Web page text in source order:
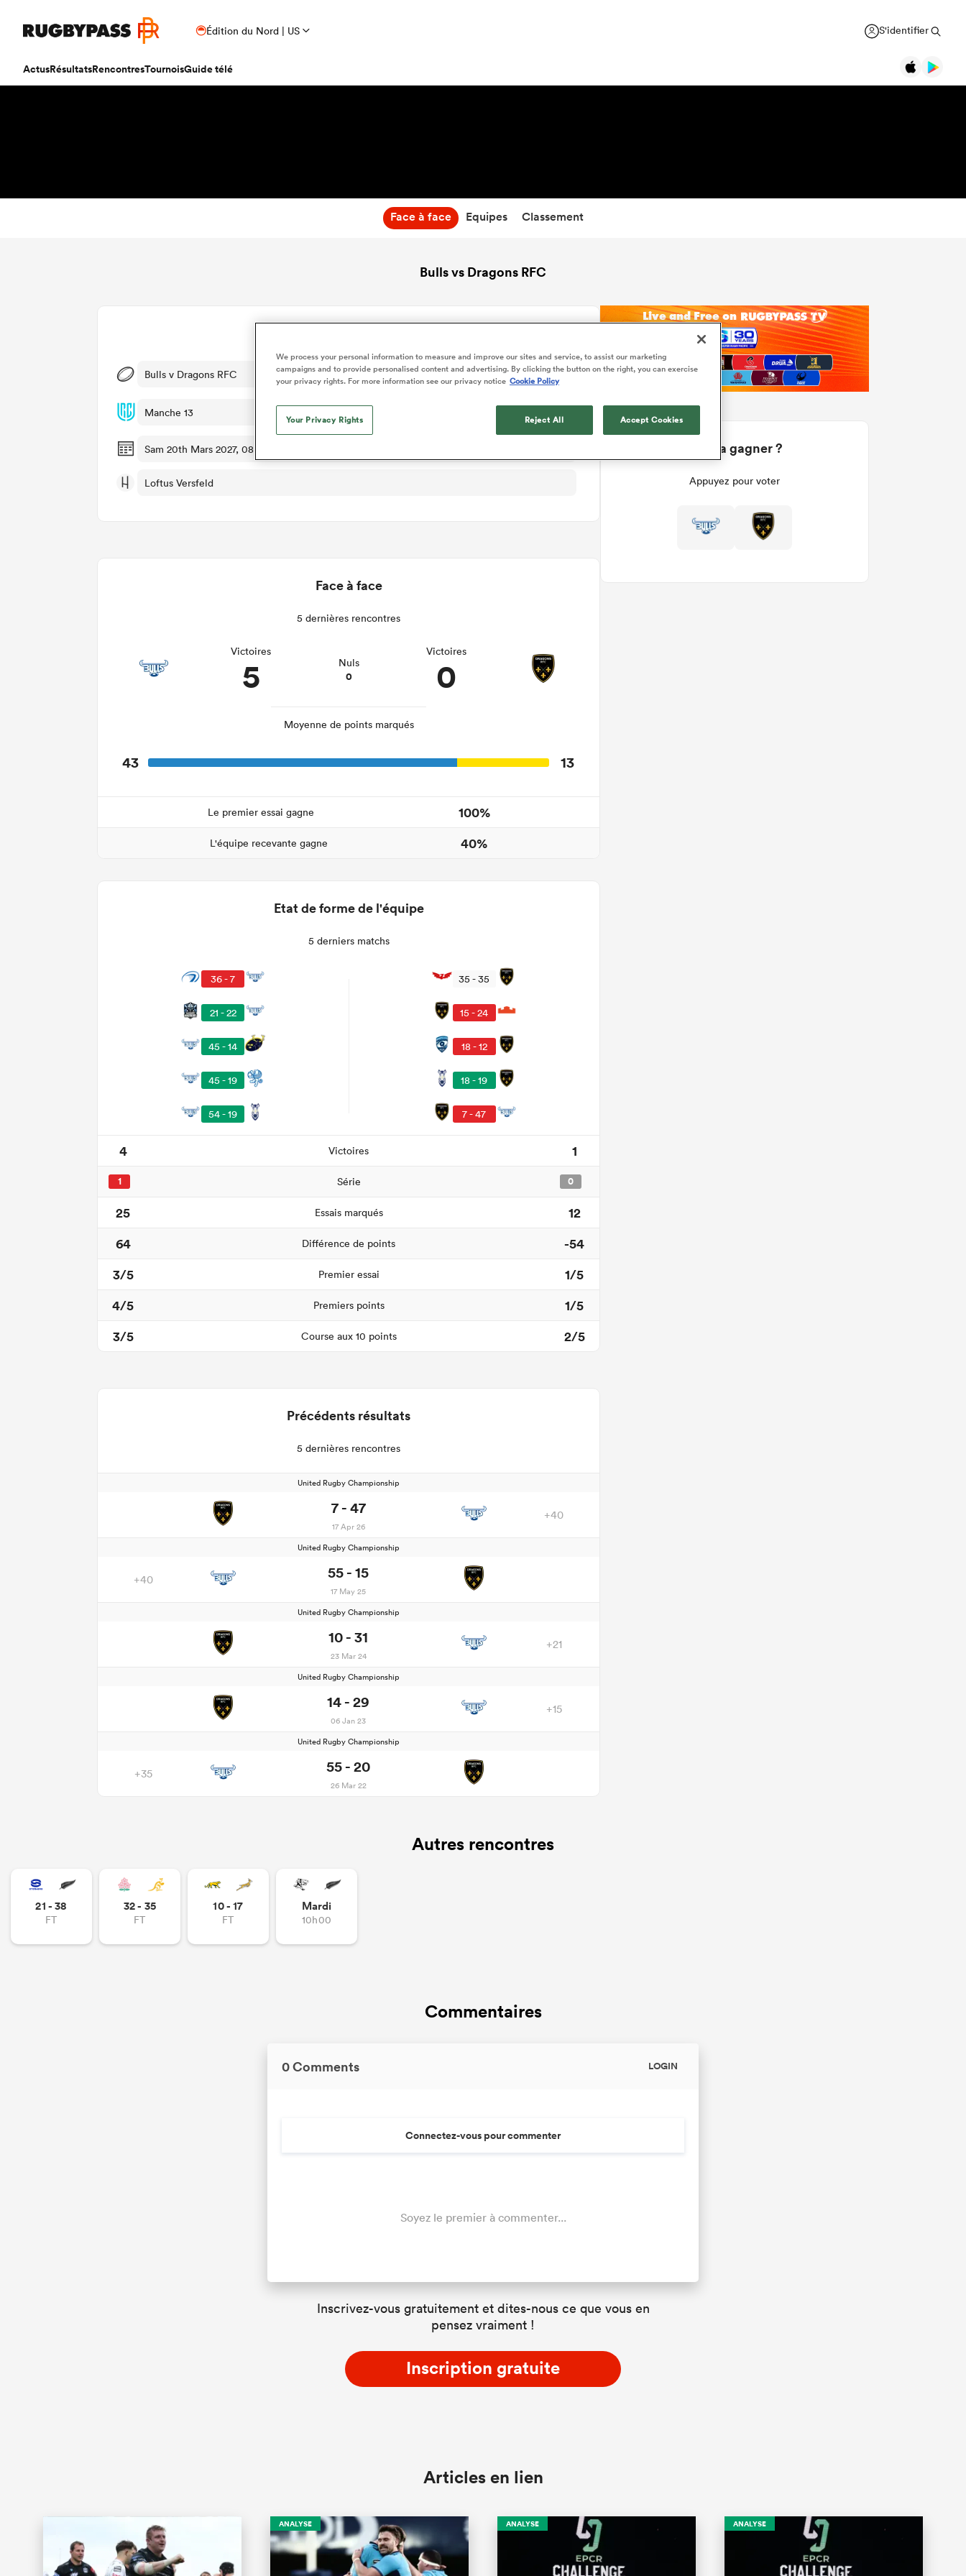
Édition du Nord | US S'identifier
ActusRésultatsRencontresTournoisGuide télé
Face à face Equipes Classement
Bulls vs Dragons RFC
Qui va gagner ?
Appuyez pour voter
Bulls v Dragons RFC
Manche 13
Sam 20th Mars 2027, 08:00am PDT
Loftus Versfeld
Face à face
5 dernières rencontres
Victoires
5 Nuls
0
Victoires
0
Moyenne de points marqués
43 13
Le premier essai gagne 100%
L'équipe recevante gagne 40%
Etat de forme de l'équipe
5 derniers matchs
36 - 7
21 - 22
45 - 14
45 - 19
54 - 19
35 - 35
15 - 24
18 - 12
18 - 19
7 - 47
4 Victoires 1
1 Série 0
25 Essais marqués
12
64
Différence de points
-54
3/5
Premier essai
1/5
4/5
Premiers points
1/5
3/5
Course aux 10 points 2/5
Précédents résultats
5 dernières rencontres
United Rugby Championship
7 - 47
17 Apr 26
+40
United Rugby Championship
+40 55 - 15
17 May 25
United Rugby Championship
10 - 31
23 Mar 24
+21
United Rugby Championship
14 - 29
06 Jan 23
+15
United Rugby Championship
+35 55 - 20
26 Mar 22
Autres rencontres
21 - 38
FT
32 - 35
FT
10 - 17
FT
Mardi
10h00
Commentaires
0 Comments LOGIN
Connectez-vous pour commenter
Soyez le premier à commenter...
Inscrivez-vous gratuitement et dites-nous ce que vous en
pensez vraiment !
Inscription gratuite
Articles en lien
ANALYSE ANALYSE ANALYSE
We process your personal information to measure and improve our sites and service, to assist our marketing
campaigns and to provide personalised content and advertising. By clicking the button on the right, you can exercise
your privacy rights. For more information see our privacy notice Cookie Policy
Your Privacy Rights Reject All Accept Cookies